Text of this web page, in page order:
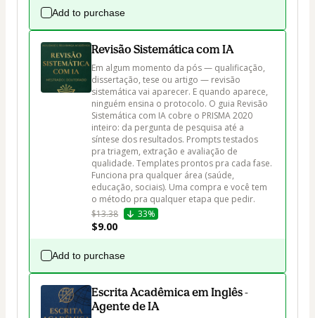
Add to purchase
Revisão Sistemática com IA
Em algum momento da pós — qualificação,
dissertação, tese ou artigo — revisão
sistemática vai aparecer. E quando aparece,
ninguém ensina o protocolo. O guia Revisão
Sistemática com IA cobre o PRISMA 2020
inteiro: da pergunta de pesquisa até a
síntese dos resultados. Prompts testados
pra triagem, extração e avaliação de
qualidade. Templates prontos pra cada fase.
Funciona pra qualquer área (saúde,
educação, sociais). Uma compra e você tem
o método pra qualquer etapa que pedir.
$13.38
33%
$9.00
Add to purchase
Escrita Acadêmica em Inglês -
Agente de IA